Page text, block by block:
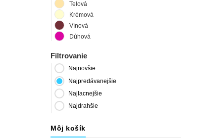
Telová
Krémová
Vínová
Dúhová
Filtrovanie
Najnovšie
Najpredávanejšie
Najlacnejšie
Najdrahšie
Môj košík